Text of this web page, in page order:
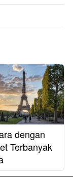
dengan
Terbanyak